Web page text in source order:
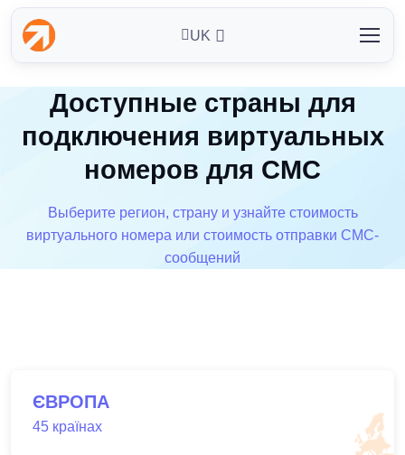
UK
Доступные страны для
подключения виртуальных
номеров для СМС
Выберите регион, страну и узнайте стоимость
виртуального номера или стоимость отправки СМС-
сообщений
ЄВРОПА
45 країнах